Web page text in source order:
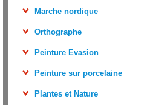
Marche nordique
Orthographe
Peinture Evasion
Peinture sur porcelaine
Plantes et Nature